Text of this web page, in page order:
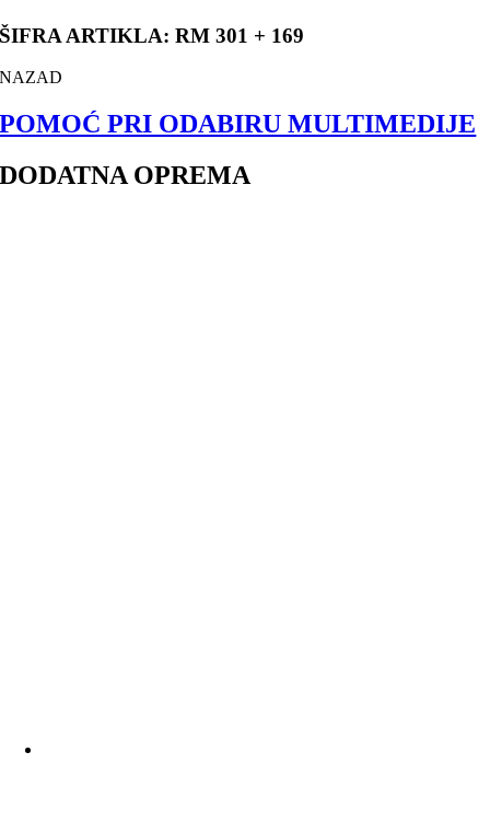
ŠIFRA ARTIKLA: RM 301 + 169
NAZAD
POMOĆ PRI ODABIRU MULTIMEDIJE
DODATNA OPREMA